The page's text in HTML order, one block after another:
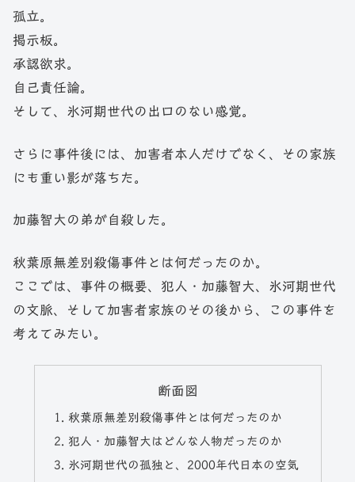
孤立。
掲示板。
承認欲求。
自己責任論。
そして、氷河期世代の出口のない感覚。
さらに事件後には、加害者本人だけでなく、その家族
にも重い影が落ちた。
加藤智大の弟が自殺した。
秋葉原無差別殺傷事件とは何だったのか。
ここでは、事件の概要、犯人・加藤智大、氷河期世代
の文脈、そして加害者家族のその後から、この事件を
考えてみたい。
断面図
秋葉原無差別殺傷事件とは何だったのか
犯人・加藤智大はどんな人物だったのか
氷河期世代の孤独と、2000年代日本の空気